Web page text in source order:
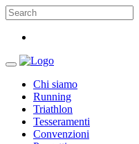
Chi siamo
Running
Triathlon
Tesseramenti
Convenzioni